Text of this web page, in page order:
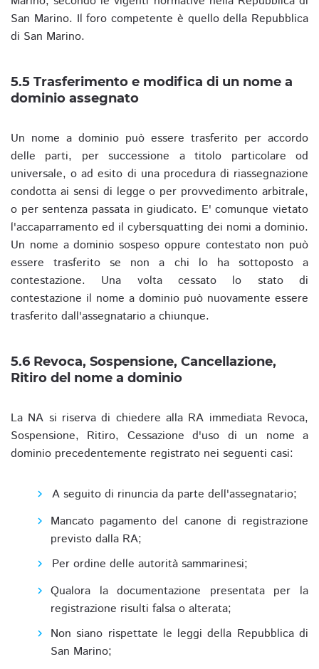
San Marino. Il foro competente è quello della Repubblica
di San Marino.
5.5 Trasferimento e modifica di un nome a
dominio assegnato
Un nome a dominio può essere trasferito per accordo
delle parti, per successione a titolo particolare od
universale, o ad esito di una procedura di riassegnazione
condotta ai sensi di legge o per provvedimento arbitrale,
o per sentenza passata in giudicato. E' comunque vietato
l'accaparramento ed il cybersquatting dei nomi a dominio.
Un nome a dominio sospeso oppure contestato non può
essere trasferito se non a chi lo ha sottoposto a
contestazione. Una volta cessato lo stato di
contestazione il nome a dominio può nuovamente essere
trasferito dall'assegnatario a chiunque.
5.6 Revoca, Sospensione, Cancellazione,
Ritiro del nome a dominio
La NA si riserva di chiedere alla RA immediata Revoca,
Sospensione, Ritiro, Cessazione d'uso di un nome a
dominio precedentemente registrato nei seguenti casi:
A seguito di rinuncia da parte dell'assegnatario;
Mancato pagamento del canone di registrazione
previsto dalla RA;
Per ordine delle autorità sammarinesi;
Qualora la documentazione presentata per la
registrazione risulti falsa o alterata;
Non siano rispettate le leggi della Repubblica di
San Marino;